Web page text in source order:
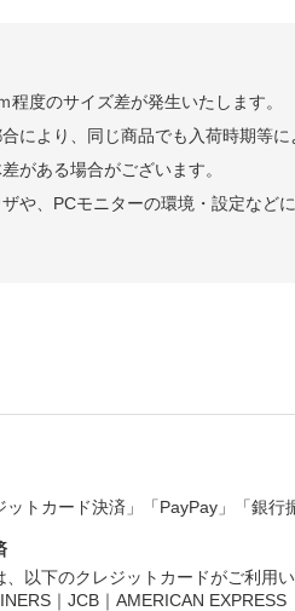
程度のサイズ差が発生いたします。
合により、同じ商品でも入荷時期等
がある場合がございます。
ザや、PCモニターの環境・設定など
ットカード決済」「PayPay」「銀行
、以下のクレジットカードがご利用
｜JCB｜AMERICAN EXPRESS